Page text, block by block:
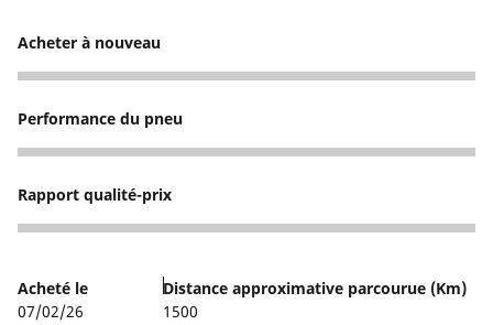
Acheter à nouveau
4
Performance du pneu
4
Rapport qualité-prix
4
Acheté le
07/02/26
Distance approximative parcourue (Km)
1500